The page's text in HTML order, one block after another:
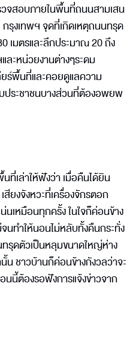
วจสอบภายในพื้นที่ถนนสามเสน
รุงเทพฯ จุดที่เกิดเหตุถนนทรุด
เมตรและลึกประมาณ 20 ถึง
ละหน่วยงานต่างๆระดม
ยร์พื้นที่และคอยดูแลความ
ประชาชนบางส่วนที่ต้องอพยพ
เล่าให้ฟังว่า เมื่อคืนได้ยิน
สียงจังหวะที่เครื่องจักรตอก
นเหมือนทุกครั้ง ในใจก็ค่อนข้าง
จนทำให้นอนไม่หลับทั้งคืนกระทั่ง
ทรุดตัวเป็นหลุมขนาดใหญ่ห่าง
น ชาวบ้านก็ค่อนข้างกังวลว่าจะ
นี้ต้องรอฟังการแจ้งข่าวจาก